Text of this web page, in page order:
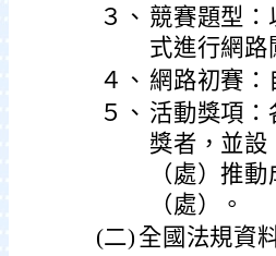
３、 競賽題型
式進行網路
４、 網路初賽：
５、 活動獎項
獎者，並
（處）推
（處）。
(二) 全國法規資